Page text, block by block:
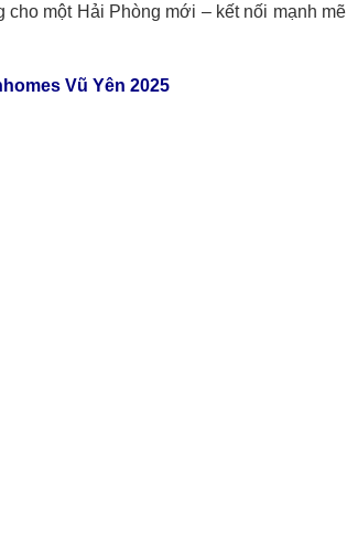
một Hải Phòng mới – kết nối mạnh mẽ
Vũ Yên 2025